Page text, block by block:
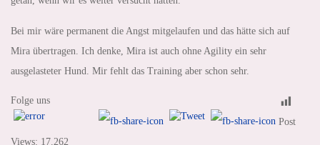
Bei mir wäre permanent die Angst mitgelaufen und das hätte sich auf
Mira übertragen. Ich denke, Mira ist auch ohne Agility ein sehr
ausgelasteter Hund. Mir fehlt das Training aber schon sehr.
Folge uns
Post
Views: 17.262